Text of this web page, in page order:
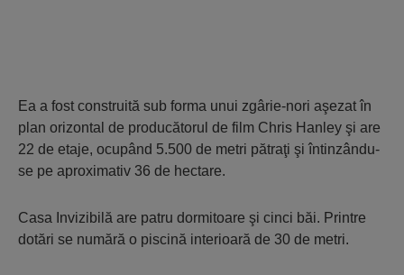
Ea a fost construită sub forma unui zgârie-nori aşezat în
plan orizontal de producătorul de film Chris Hanley şi are
22 de etaje, ocupând 5.500 de metri pătraţi şi întinzându-
se pe aproximativ 36 de hectare.
Casa Invizibilă are patru dormitoare şi cinci băi. Printre
dotări se numără o piscină interioară de 30 de metri.